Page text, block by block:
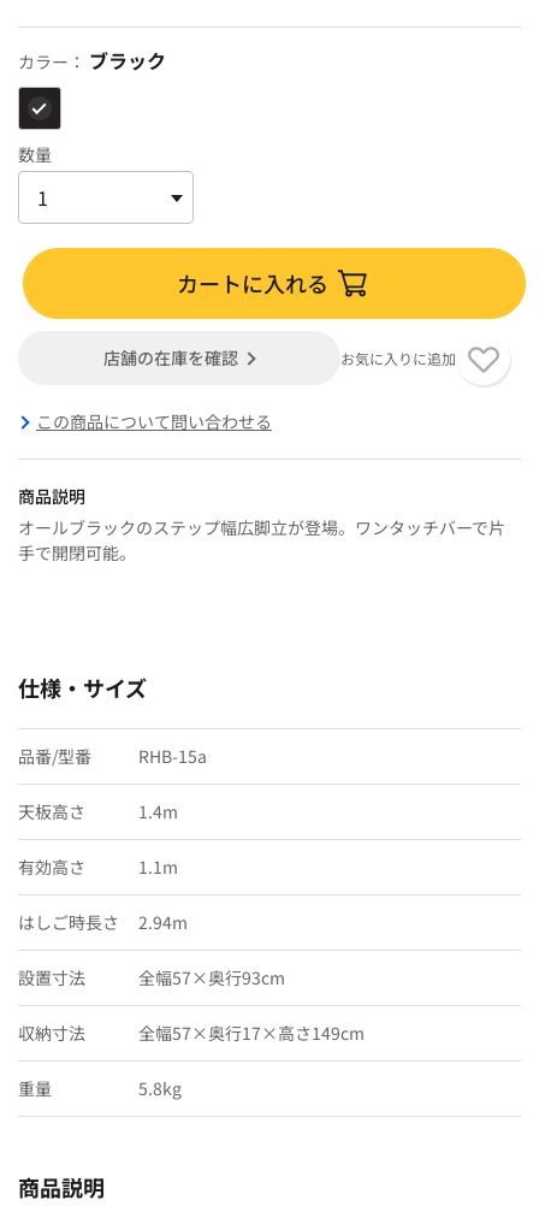
カラー： ブラック
数量
カートに入れる
店舗の在庫を確認 お気に入りに追加
この商品について問い合わせる
商品説明
オールブラックのステップ幅広脚立が登場。ワンタッチバーで片
手で開閉可能。
仕様・サイズ
品番/型番 RHB-15a
天板高さ 1.4m
有効高さ 1.1m
はしご時長さ 2.94m
設置寸法 全幅57×奥行93cm
収納寸法 全幅57×奥行17×高さ149cm
重量 5.8kg
商品説明